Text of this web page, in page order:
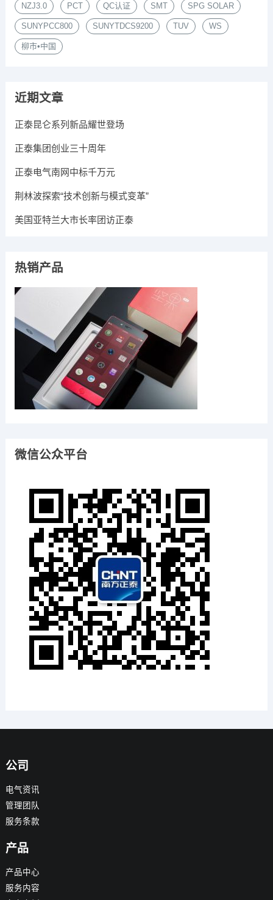
NZJ3.0 PCT QC认证 SMT SPG SOLAR
SUNYPCC800 SUNYTDCS9200 TUV WS
柳市•中国
近期文章
正泰昆仑系列新品耀世登场
正泰集团创业三十周年
正泰电气南网中标千万元
荆林波探索“技术创新与模式变革”
美国亚特兰大市长率团访正泰
热销产品
微信公众平台
公司
电气资讯
管理团队
服务条款
产品
产品中心
服务内容